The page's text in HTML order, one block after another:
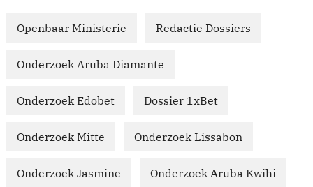
Openbaar Ministerie Redactie Dossiers
Onderzoek Aruba Diamante
Onderzoek Edobet Dossier 1xBet
Onderzoek Mitte Onderzoek Lissabon
Onderzoek Jasmine Onderzoek Aruba Kwihi